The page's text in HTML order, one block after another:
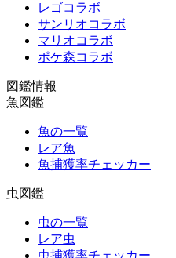
レゴコラボ
サンリオコラボ
マリオコラボ
ポケ森コラボ
図鑑情報
魚図鑑
魚の一覧
レア魚
魚捕獲率チェッカー
虫図鑑
虫の一覧
レア虫
虫捕獲率チェッカー